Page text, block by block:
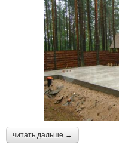
читать дальше →